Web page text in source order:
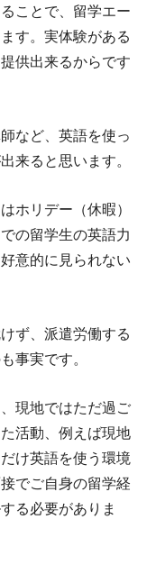
ことで、留学エー
す。実体験がある
供出来るからです
など、英語を使っ
来ると思います。
ホリデー（休暇）
の留学生の英語力
意的に見られない
ず、派遣労働する
事実です。
現地ではただ過ご
活動、例えば現地
け英語を使う環境
でご自身の留学経
る必要がありま